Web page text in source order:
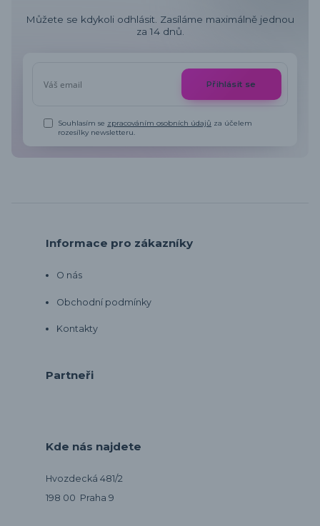
Můžete se kdykoli odhlásit. Zasíláme maximálně jednou
za 14 dnů.
Přihlásit se
Souhlasím se zpracováním osobních údajů za účelem
rozesílky newsletteru.
Informace pro zákazníky
O nás
Obchodní podmínky
Kontakty
Partneři
Kde nás najdete
Hvozdecká 481/2
198 00 Praha 9